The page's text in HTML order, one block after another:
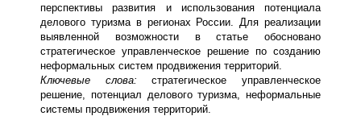
перспективы развития и использования потенциала
делового туризма в регионах России. Для реализации
выявленной возможности в статье обосновано
стратегическое управленческое решение по созданию
неформальных систем продвижения территорий.
Ключевые слова: стратегическое управленческое
решение, потенциал делового туризма, неформальные
системы продвижения территорий.